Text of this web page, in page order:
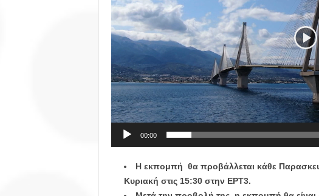
00:00
Η εκπομπή θα προβάλλεται κάθε
Κυριακή στις 15:30 στην ΕΡΤ3.